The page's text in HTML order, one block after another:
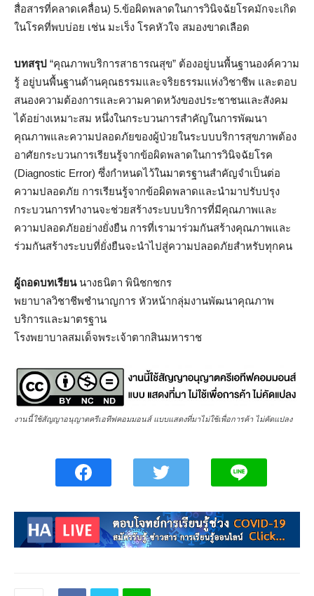
สื่อสารที่คลาดเคลื่อน) 5.ข้อผิดพลาดในการวินิจฉัยโรคมักจะเกิด
ในโรคที่พบบ่อย เช่น มะเร็ง โรคหัวใจ สมองขาดเลือด
บทสรุป “คุณภาพบริการสาธารณสุข” ต้องอยู่บนพื้นฐานองค์ความ
รู้ อยู่บนพื้นฐานด้านคุณธรรมและจริยธรรมแห่งวิชาชีพ และตอบ
สนองความต้องการและความคาดหวังของประชาชนและสังคม
ได้อย่างเหมาะสม หนึ่งในกระบวนการสำคัญในการพัฒนา
คุณภาพและความปลอดภัยของผู้ป่วยในระบบบริการสุขภาพต้อง
อาศัยกระบวนการเรียนรู้จากข้อผิดพลาดในการวินิจฉัยโรค
(Diagnostic Error) ซึ่งกำหนดไว้ในมาตรฐานสำคัญจำเป็นต่อ
ความปลอดภัย การเรียนรู้จากข้อผิดพลาดและนำมาปรับปรุง
กระบวนการทำงานจะช่วยสร้างระบบบริการที่มีคุณภาพและ
ความปลอดภัยอย่างยั่งยืน การที่เรามาร่วมกันสร้างคุณภาพและ
ร่วมกันสร้างระบบที่ยั่งยืนจะนำไปสู่ความปลอดภัยสำหรับทุกคน
ผู้ถอดบทเรียนนางธนิตา พินิชกชกร
พยาบาลวิชาชีพชำนาญการ หัวหน้ากลุ่มงานพัฒนาคุณภาพ
บริการและมาตรฐาน
โรงพยาบาลสมเด็จพระเจ้าตากสินมหาราช
งานนี้ใช้สัญญาอนุญาตครีเอทีฟคอมมอนส์ แบบแสดงที่มาไม่ใช้เพื่อการค้า ไม่คัดแปลง